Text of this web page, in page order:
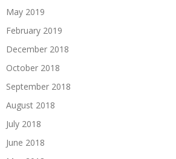
May 2019
February 2019
December 2018
October 2018
September 2018
August 2018
July 2018
June 2018